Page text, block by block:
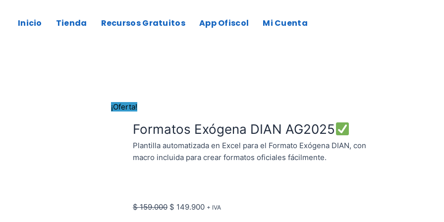
Inicio Tienda Recursos Gratuitos App Ofiscol Mi Cuenta
¡Oferta!
Formatos Exógena DIAN AG2025
Plantilla automatizada en Excel para el Formato Exógena DIAN, con
macro incluida para crear formatos oficiales fácilmente.
$159.000
precio
original
$ 149.900
actual
+ IVA
DIAN
$ 159.000. $ 149.900.
cantidad